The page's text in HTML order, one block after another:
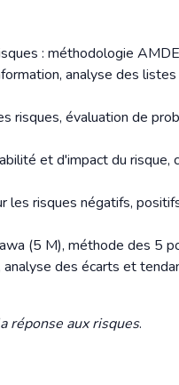
: méthodologie
analyse des
risques, évaluation de
et d'impact du risque,
les risques négatifs,
(5 M), méthode des 5
des écarts et
réponse aux risques.